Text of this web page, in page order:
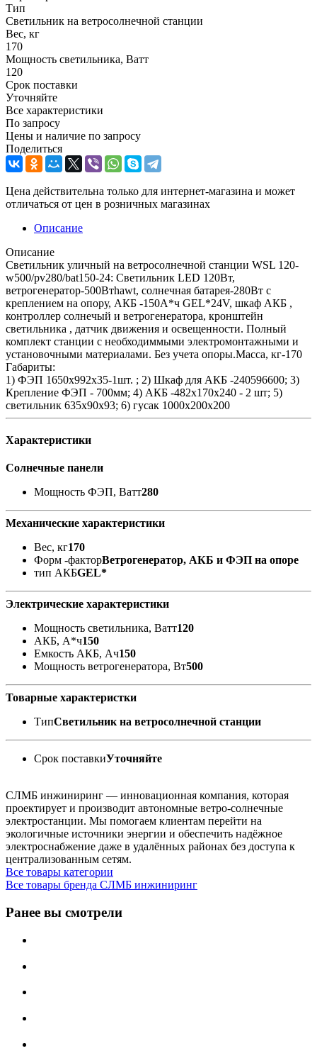
Тип
Светильник на ветросолнечной станции
Вес, кг
170
Мощность светильника, Ватт
120
Срок поставки
Уточняйте
Все характеристики
По запросу
Цены и наличие по запросу
Поделиться
Цена действительна только для интернет-магазина и может
отличаться от цен в розничных магазинах
Описание
Описание
Светильник уличный на ветросолнечной станции WSL 120-
w500/pv280/bat150-24: Светильник LED 120Вт,
ветрогенератор-500Втhawt, солнечная батарея-280Вт с
креплением на опору, АКБ -150А*ч GEL*24V, шкаф АКБ ,
контроллер солнечый и ветрогенератора, кронштейн
светильника , датчик движения и освещенности. Полный
комплект станции с необходиммыми электромонтажными и
установочными материалами. Без учета опоры.Масса, кг-170
Габариты:
1) ФЭП 1650x992x35-1шт. ; 2) Шкаф для АКБ -240596600; 3)
Крепление ФЭП - 700мм; 4) АКБ -482х170х240 - 2 шт; 5)
светильник 635х90х93; 6) гусак 1000х200х200
Характеристики
Солнечные панели
Мощность ФЭП, Ватт280
Механические характеристики
Вес, кг170
Форм -факторВетрогенератор, АКБ и ФЭП на опоре
тип АКБGEL*
Электрические характеристики
Мощность светильника, Ватт120
АКБ, А*ч150
Емкость АКБ, Ач150
Мощность ветрогенератора, Вт500
Товарные характеристки
ТипСветильник на ветросолнечной станции
Срок поставкиУточняйте
СЛМБ инжиниринг — инновационная компания, которая
проектирует и производит автономные ветро‑солнечные
электростанции. Мы помогаем клиентам перейти на
экологичные источники энергии и обеспечить надёжное
электроснабжение даже в удалённых районах без доступа к
централизованным сетям.
Все товары категории
Все товары бренда СЛМБ инжиниринг
Ранее вы смотрели